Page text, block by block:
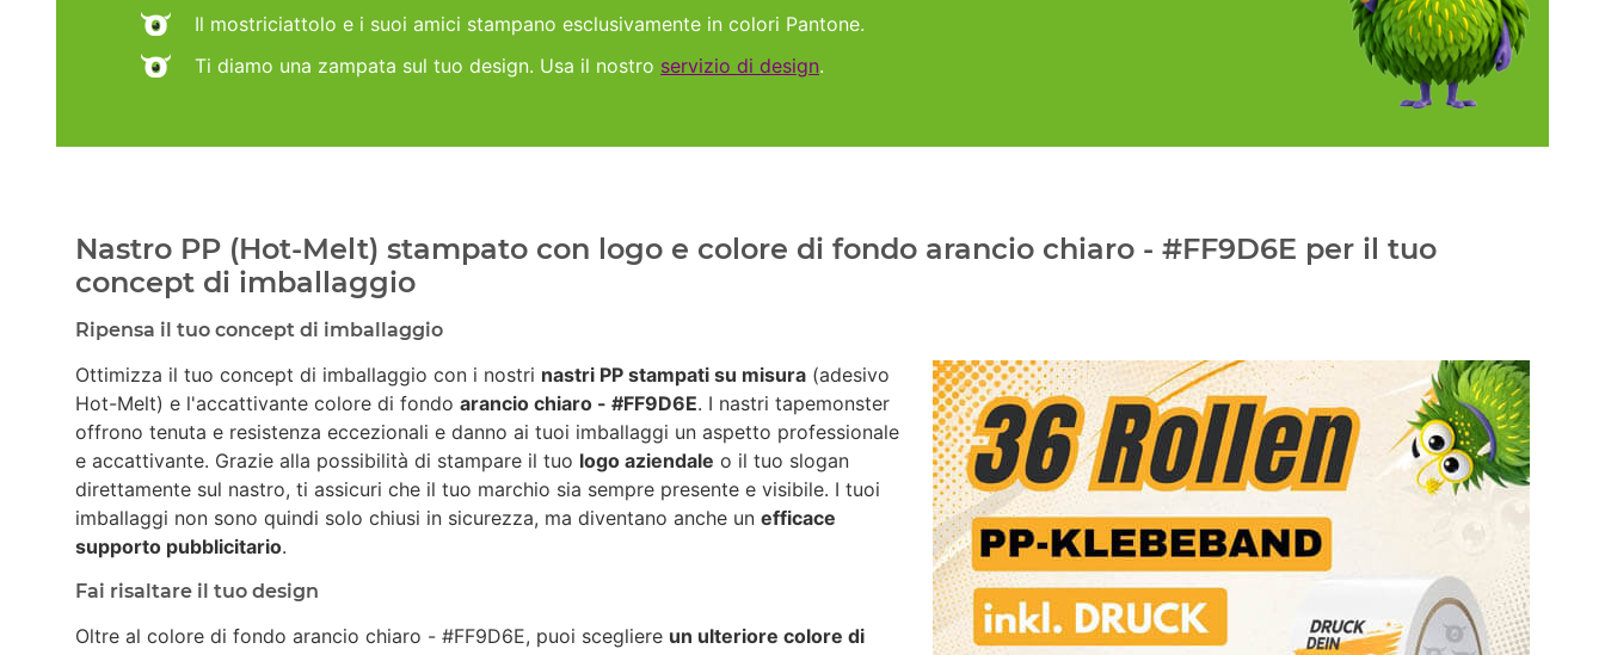
Il mostriciattolo e i suoi amici stampano esclusivamente in colori Pantone.
Ti diamo una zampata sul tuo design. Usa il nostro servizio di design.
Nastro PP (Hot-Melt) stampato con logo e colore di fondo arancio chiaro - #FF9D6E per il tuo
concept di imballaggio
Ripensa il tuo concept di imballaggio
Ottimizza il tuo concept di imballaggio con i nostri nastri PP stampati su misura (adesivo
Hot-Melt) e l'accattivante colore di fondo arancio chiaro - #FF9D6E. I nastri tapemonster
offrono tenuta e resistenza eccezionali e danno ai tuoi imballaggi un aspetto professionale
e accattivante. Grazie alla possibilità di stampare il tuo logo aziendale o il tuo slogan
direttamente sul nastro, ti assicuri che il tuo marchio sia sempre presente e visibile. I tuoi
imballaggi non sono quindi solo chiusi in sicurezza, ma diventano anche un efficace
supporto pubblicitario.
Fai risaltare il tuo design
Oltre al colore di fondo arancio chiaro - #FF9D6E, puoi scegliere un ulteriore colore di